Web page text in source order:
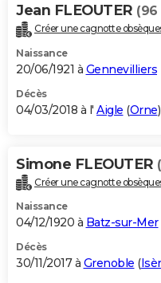
Jean FLEOUTER (96
Créer une cagnotte
Naissance
20/06/1921 à Gennevilliers
Décès
04/03/2018 à l' Aigle (Orne)
Simone FLEOUTER
Créer une cagnotte
Naissance
04/12/1920 à Batz-sur-Mer
Décès
30/11/2017 à Grenoble (